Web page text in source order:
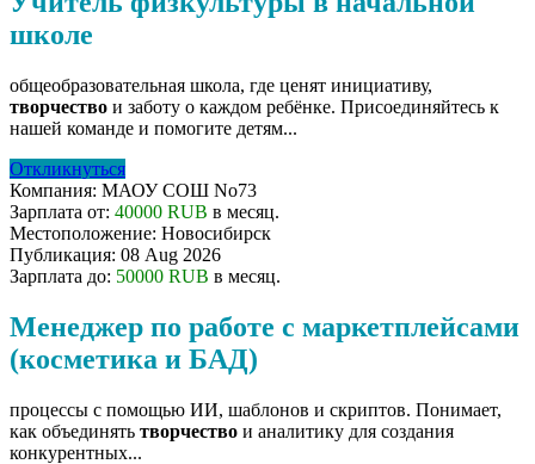
школе
общеобразовательная школа, где ценят инициативу,
творчество и заботу о каждом ребёнке. Присоединяйтесь к
нашей команде и помогите детям...
Откликнуться
Компания: МАОУ СОШ No73
Зарплата от: 40000 RUB в месяц.
Местоположение: Новосибирск
Публикация: 08 Aug 2026
Зарплата до: 50000 RUB в месяц.
Менеджер по работе с маркетплейсами
(косметика и БАД)
процессы с помощью ИИ, шаблонов и скриптов. Понимает,
как объединять творчество и аналитику для создания
конкурентных...